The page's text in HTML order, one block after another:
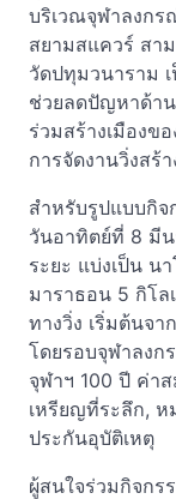
บริเวณจุฬาลงก
สยามสแควร์ สา
วัดปทุมวนาราม
ช่วยลดปัญหาด้า
ร่วมสร้างเมืองข
การจัดงานวิ่งสร้
สำหรับรูปแบบกิจ
วันอาทิตย์ที่ 8 มี
ระยะ แบ่งเป็น น
มาราธอน 5 กิโล
ทางวิ่ง เริ่มต้นจ
โดยรอบจุฬาลง
จุฬาฯ 100 ปี ค่า
เหรียญที่ระลึก, ห
ประกันอุบัติเหตุ
ผู้สนใจร่วมกิจกร